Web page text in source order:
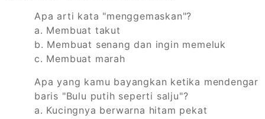
Apa arti kata "menggemaskan"?
a. Membuat takut
b. Membuat senang dan ingin memeluk
c. Membuat marah
Apa yang kamu bayangkan ketika mendengar
baris "Bulu putih seperti salju"?
a. Kucingnya berwarna hitam pekat